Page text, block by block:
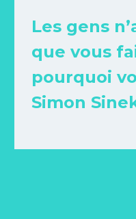
Les gens
que vous
pourquoi
Simon